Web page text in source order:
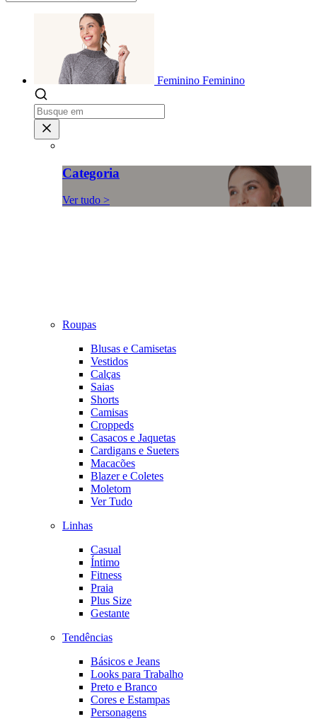
Feminino Feminino
Categoria
Ver tudo >
Roupas
Blusas e Camisetas
Vestidos
Calças
Saias
Shorts
Camisas
Croppeds
Casacos e Jaquetas
Cardigans e Sueters
Macacões
Blazer e Coletes
Moletom
Ver Tudo
Linhas
Casual
Íntimo
Fitness
Praia
Plus Size
Gestante
Tendências
Básicos e Jeans
Looks para Trabalho
Preto e Branco
Cores e Estampas
Personagens